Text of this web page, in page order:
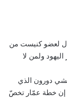
في سبتمبر 2005 حين قال لعضو كنيست من
ولمن لا
دورون الذي
إذ إن خطة عمّار تخصّ